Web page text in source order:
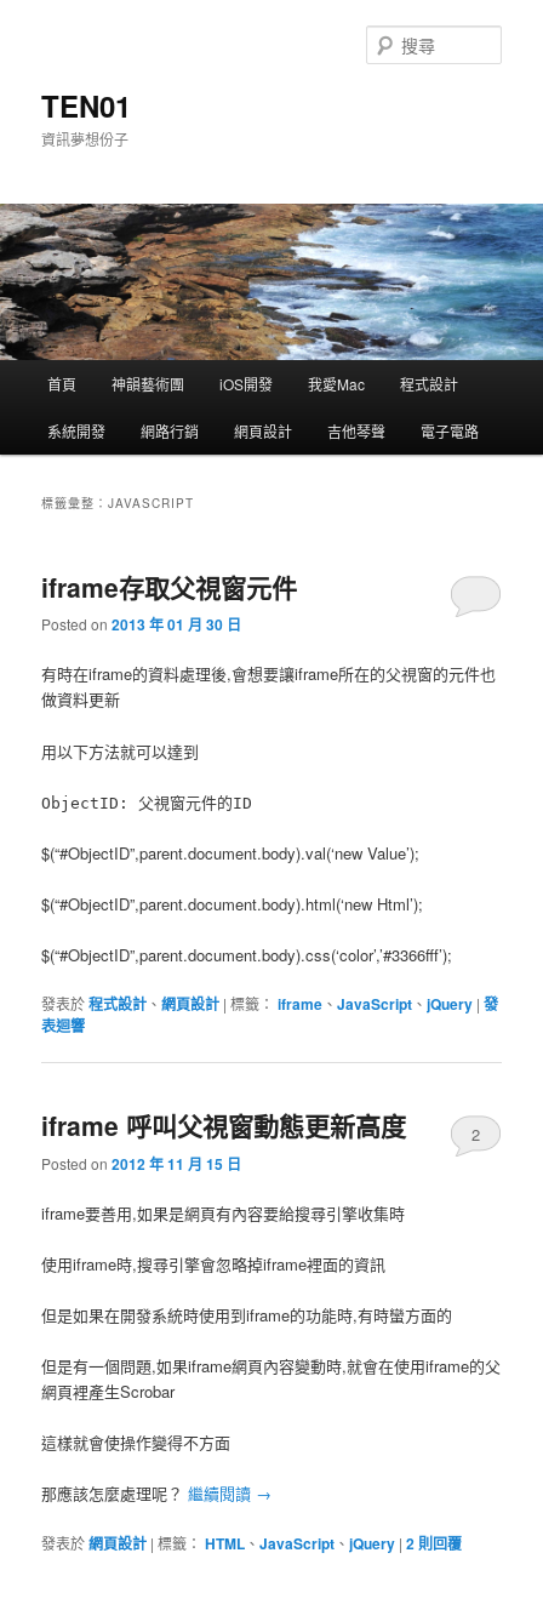
TEN01
資訊夢想份子
尋
跳到主內容
跳到第二內容
首頁 神韻藝術團 iOS開發 我愛Mac 程式設計
系統開發 網路行銷 網頁設計 吉他琴聲 電子電路
標籤彙整：JAVASCRIPT
iframe存取父視窗元件
Posted on2013 年 01 月 30 日
有時在iframe的資料處理後,會想要讓iframe所在的父視窗的元件也
做資料更新
用以下方法就可以達到
ObjectID: 父視窗元件的ID
$(“#ObjectID”,parent.document.body).val(‘new Value’);
$(“#ObjectID”,parent.document.body).html(‘new Html’);
$(“#ObjectID”,parent.document.body).css(‘color’,’#3366fff’);
發表於程式設計 、網頁設計 |標籤： iframe 、JavaScript 、jQuery |發
表迴響
iframe 呼叫父視窗動態更新高度
Posted on2012 年 11 月 15 日
2
iframe要善用,如果是網頁有內容要給搜尋引擎收集時
使用iframe時,搜尋引擎會忽略掉iframe裡面的資訊
但是如果在開發系統時使用到iframe的功能時,有時蠻方面的
但是有一個問題,如果iframe網頁內容變動時,就會在使用iframe的父
網頁裡產生Scrobar
這樣就會使操作變得不方面
那應該怎麼處理呢？繼續閱讀 →
發表於網頁設計 |標籤： HTML 、JavaScript 、jQuery |2 則回覆